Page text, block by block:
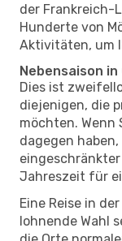
der Frankreich-
Hunderte von
Aktivitäten, um
Nebensaison in
Dies ist
diejenigen, die
möchten. Wenn
dagegen
Jahreszeit für
Eine Reise in
lohnende Wahl